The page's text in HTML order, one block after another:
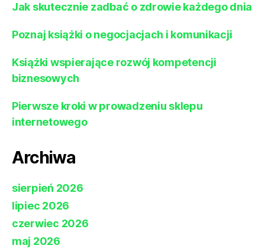
Jak skutecznie zadbać o zdrowie każdego dnia
Poznaj książki o negocjacjach i komunikacji
Książki wspierające rozwój kompetencji
biznesowych
Pierwsze kroki w prowadzeniu sklepu
internetowego
Archiwa
sierpień 2026
lipiec 2026
czerwiec 2026
maj 2026